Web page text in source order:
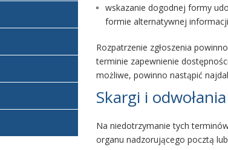
wskazanie dogodnej formy
formie alternatywnej
Rozpatrzenie zgłoszenia
terminie zapewnienie
możliwe, powinno nastąpić
Skargi i odwołania
Na niedotrzymanie tych
organu nadzorującego pocztą